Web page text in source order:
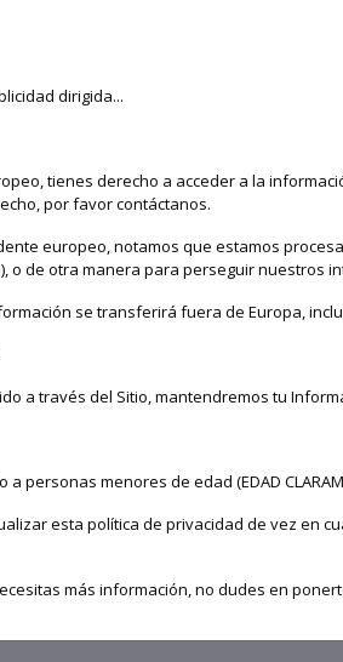
dirigida...
tienes derecho a acceder a la
por favor contáctanos.
europeo, notamos que estamos
o de otra manera para perseguir nuestros
se transferirá fuera de Europa,
a través del Sitio, mantendremos tu
personas menores de edad (EDAD
esta política de privacidad de vez en
más información, no dudes en